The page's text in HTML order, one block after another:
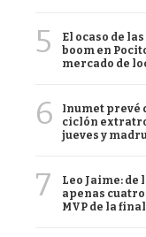
5
El ocaso de
boom en
mercado de
6
Inumet prevé
ciclón
jueves y
7
Leo Jaime: de
apenas
MVP de la